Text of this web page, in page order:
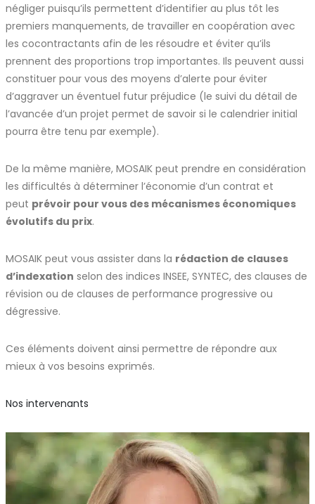
négliger puisqu’ils permettent d’identifier au plus tôt les
premiers manquements, de travailler en coopération avec
les cocontractants afin de les résoudre et éviter qu’ils
prennent des proportions trop importantes. Ils peuvent aussi
constituer pour vous des moyens d’alerte pour éviter
d’aggraver un éventuel futur préjudice (le suivi du détail de
l’avancée d’un projet permet de savoir si le calendrier initial
pourra être tenu par exemple).
De la même manière, MOSAIK peut prendre en considération
les difficultés à déterminer l’économie d’un contrat et
peut prévoir pour vous des mécanismes économiques
évolutifs du prix.
MOSAIK peut vous assister dans la rédaction de clauses
d’indexation selon des indices INSEE, SYNTEC, des clauses de
révision ou de clauses de performance progressive ou
dégressive.
Ces éléments doivent ainsi permettre de répondre aux
mieux à vos besoins exprimés.
Nos intervenants